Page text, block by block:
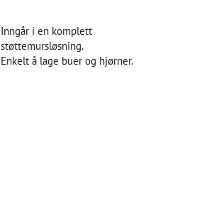
Inngår i en komplett
støttemursløsning.
Enkelt å lage buer og hjørner.